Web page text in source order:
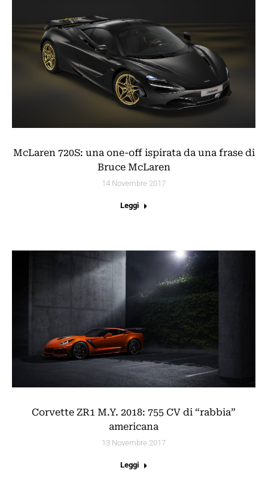
McLaren 720S: una one-off ispirata da una frase di
Bruce McLaren
14 Novembre 2017
Leggi
Corvette ZR1 M.Y. 2018: 755 CV di “rabbia”
americana
13 Novembre 2017
Leggi